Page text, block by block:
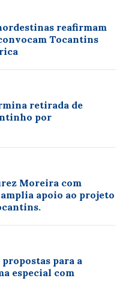
reafirmam
Tocantins
retirada de
por
Moreira com
apoio ao projeto
para a
especial com